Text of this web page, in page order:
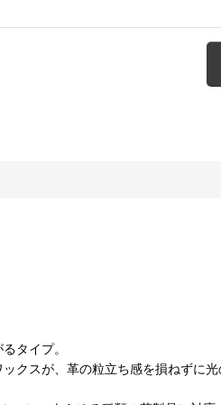
タイプ。
クスが、革の粒立ち感を損ねずに